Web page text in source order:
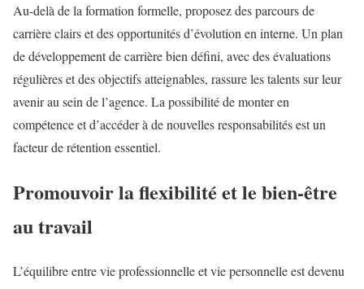
Au-delà de la formation formelle, proposez des parcours de
carrière clairs et des opportunités d’évolution en interne. Un plan
de développement de carrière bien défini, avec des évaluations
régulières et des objectifs atteignables, rassure les talents sur leur
avenir au sein de l’agence. La possibilité de monter en
compétence et d’accéder à de nouvelles responsabilités est un
facteur de rétention essentiel.
Promouvoir la flexibilité et le bien-être
au travail
L’équilibre entre vie professionnelle et vie personnelle est devenu